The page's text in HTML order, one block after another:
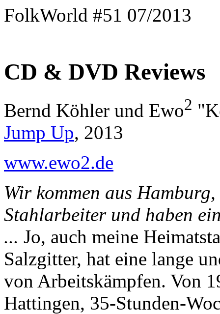
FolkWorld #51 07/2013
CD & DVD Reviews
Bernd Köhler und Ewo2
Jump Up, 2013
www.ewo2.de
Wir kommen aus
Stahlarbeiter und haben
... Jo, auch meine
Salzgitter, hat eine lange
von Arbeitskämpfen. Von
Hattingen, 35-Stunden-